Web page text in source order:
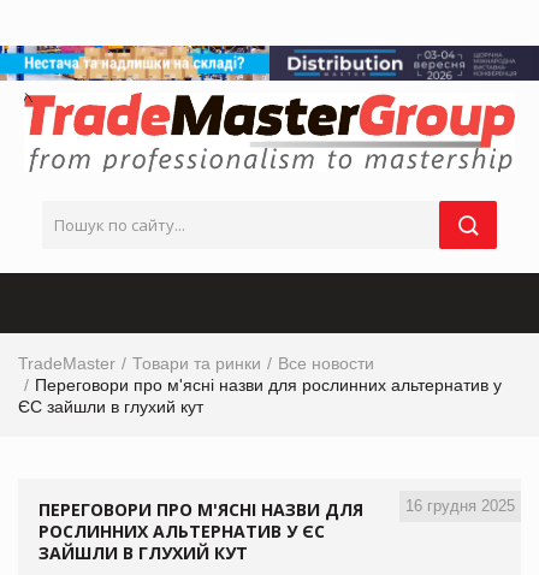
TradeMaster Товари та ринки
Все новости
Переговори про м'ясні назви для рослинних альтернатив у
ЄС зайшли в глухий кут
16 грудня 2025
ПЕРЕГОВОРИ ПРО М'ЯСНІ НАЗВИ ДЛЯ
РОСЛИННИХ АЛЬТЕРНАТИВ У ЄС
ЗАЙШЛИ В ГЛУХИЙ КУТ